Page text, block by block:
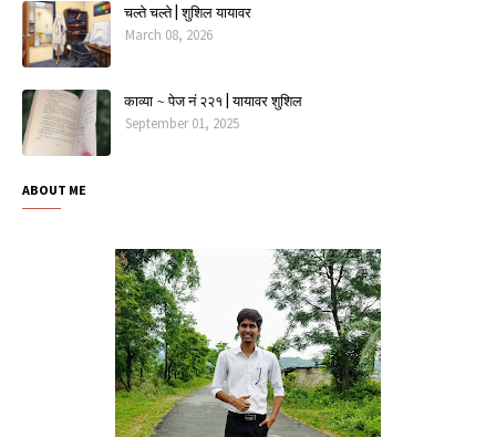
चल्ते चल्ते | शुशिल यायावर
March 08, 2026
काव्या ~ पेज नं २२१ | यायावर शुशिल
September 01, 2025
ABOUT ME